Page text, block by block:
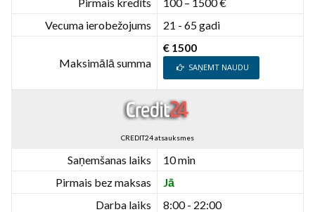
Vecuma ierobežojums
21 - 65 gadi
Maksimālā summa
€ 1500
SAŅEMT NAUDU
CREDIT24 atsauksmes
Saņemšanas laiks
10 min
Pirmais bez maksas
Jā
Darba laiks
8:00 - 22:00